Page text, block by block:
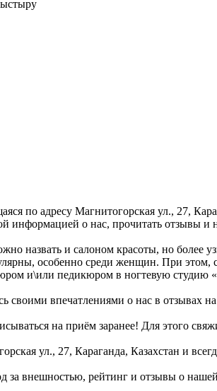
по адресу Магнитогорская ул., 27,
информацией о нас, прочитать отзывы
назвать и салоном красоты, но
особенно среди женщин. При этом,
и\или педикюром в ногтевую студию
своими впечатлениями о нас в отзывах на
на приём заранее! Для этого
ул., 27, Караганда, Казахстан и
внешностью, рейтинг и отзывы о